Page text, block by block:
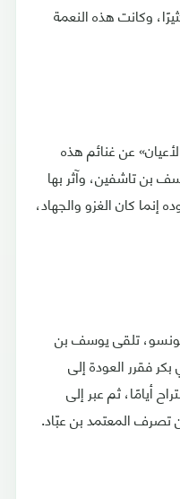
وكانت هذه النعمة
عن غنائم هذه
بن تاشفين، وآثر بها
كان الغزو والجهاد،
تلقى يوسف بن
فقرر العودة إلى
أيامًا، ثم عبر إلى